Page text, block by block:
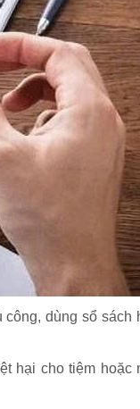
dùng sổ sách
hại cho tiệm hoặc